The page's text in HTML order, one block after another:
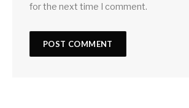
for the next time I comment.